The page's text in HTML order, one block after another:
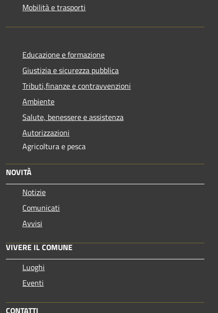
Mobilità e trasporti
Educazione e formazione
Giustizia e sicurezza pubblica
Tributi,finanze e contravvenzioni
Ambiente
Salute, benessere e assistenza
Autorizzazioni
Agricoltura e pesca
NOVITÀ
Notizie
Comunicati
Avvisi
VIVERE IL COMUNE
Luoghi
Eventi
CONTATTI